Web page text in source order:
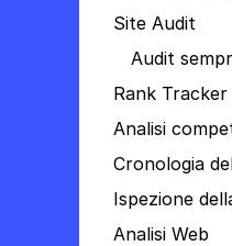
Site Audit
Audit
Rank Tracker
Analisi
Cronologia
Ispezione
Analisi Web